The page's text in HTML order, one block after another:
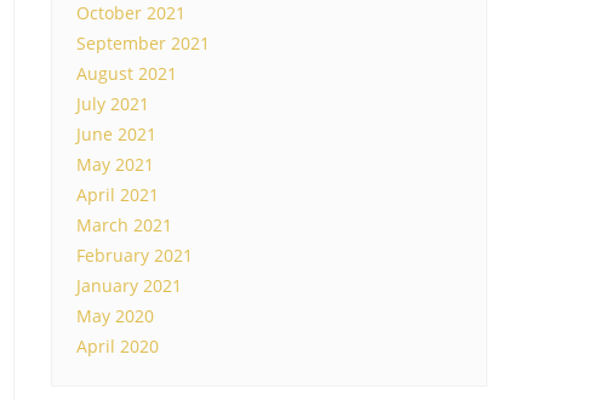
October 2021
September 2021
August 2021
July 2021
June 2021
May 2021
April 2021
March 2021
February 2021
January 2021
May 2020
April 2020